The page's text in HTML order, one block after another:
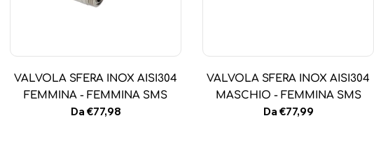
VALVOLA SFERA INOX AISI304
FEMMINA - FEMMINA SMS
Prezzo
Da €77,98
VALVOLA SFERA INOX AISI304
MASCHIO - FEMMINA SMS
Prezzo
Da €77,99